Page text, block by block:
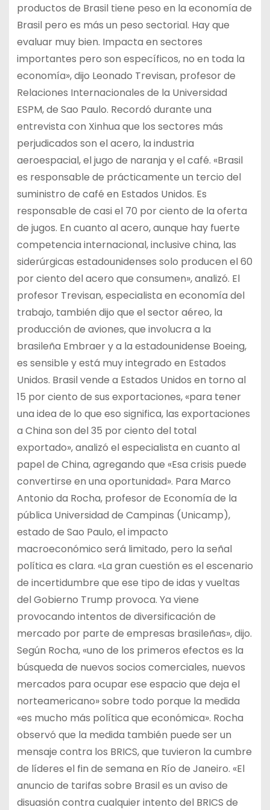
productos de Brasil tiene peso en la economía de
Brasil pero es más un peso sectorial. Hay que
evaluar muy bien. Impacta en sectores
importantes pero son específicos, no en toda la
economía», dijo Leonado Trevisan, profesor de
Relaciones Internacionales de la Universidad
ESPM, de Sao Paulo. Recordó durante una
entrevista con Xinhua que los sectores más
perjudicados son el acero, la industria
aeroespacial, el jugo de naranja y el café. «Brasil
es responsable de prácticamente un tercio del
suministro de café en Estados Unidos. Es
responsable de casi el 70 por ciento de la oferta
de jugos. En cuanto al acero, aunque hay fuerte
competencia internacional, inclusive china, las
siderúrgicas estadounidenses solo producen el 60
por ciento del acero que consumen», analizó. El
profesor Trevisan, especialista en economía del
trabajo, también dijo que el sector aéreo, la
producción de aviones, que involucra a la
brasileña Embraer y a la estadounidense Boeing,
es sensible y está muy integrado en Estados
Unidos. Brasil vende a Estados Unidos en torno al
15 por ciento de sus exportaciones, «para tener
una idea de lo que eso significa, las exportaciones
a China son del 35 por ciento del total
exportado», analizó el especialista en cuanto al
papel de China, agregando que «Esa crisis puede
convertirse en una oportunidad». Para Marco
Antonio da Rocha, profesor de Economía de la
pública Universidad de Campinas (Unicamp),
estado de Sao Paulo, el impacto
macroeconómico será limitado, pero la señal
política es clara. «La gran cuestión es el escenario
de incertidumbre que ese tipo de idas y vueltas
del Gobierno Trump provoca. Ya viene
provocando intentos de diversificación de
mercado por parte de empresas brasileñas», dijo.
Según Rocha, «uno de los primeros efectos es la
búsqueda de nuevos socios comerciales, nuevos
mercados para ocupar ese espacio que deja el
norteamericano» sobre todo porque la medida
«es mucho más política que económica». Rocha
observó que la medida también puede ser un
mensaje contra los BRICS, que tuvieron la cumbre
de líderes el fin de semana en Río de Janeiro. «El
anuncio de tarifas sobre Brasil es un aviso de
disuasión contra cualquier intento del BRICS de